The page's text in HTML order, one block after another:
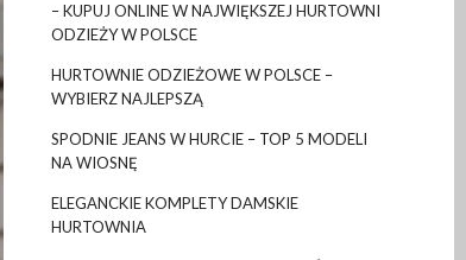
– KUPUJ ONLINE W NAJWIĘKSZEJ HURTOWNI
ODZIEŻY W POLSCE
HURTOWNIE ODZIEŻOWE W POLSCE –
WYBIERZ NAJLEPSZĄ
SPODNIE JEANS W HURCIE – TOP 5 MODELI
NA WIOSNĘ
ELEGANCKIE KOMPLETY DAMSKIE
HURTOWNIA